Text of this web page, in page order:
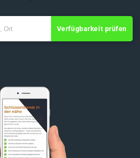
Verfügbarkeit prüfen